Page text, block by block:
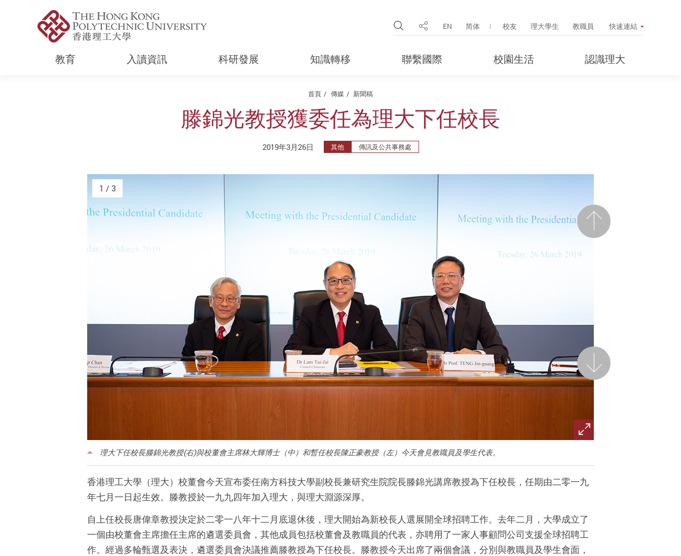
Open Site Search Popup
分享 EN 简体 校友 理大學生 教職員 快速連結
教育 入讀資訊 科研發展 知識轉移 聯繫國際 校園生活 認識理大
首頁 傳媒 新聞稿
滕錦光教授獲委任為理大下任校長
2019年3月26日 其他 傳訊及公共事務處
前一頁
理大下任校長滕錦光教授(右)與校董會主席林大輝博士（中）和暫任校長陳正豪教授（左）今天會見教職員及學生代表。
後一頁
1 / 3
香港理工大學（理大）校董會今天宣布委任南方科技大學副校長兼研究生院院長滕錦光講席教授為下任校長，任期由二零一九
年七月一日起生效。滕教授於一九九四年加入理大，與理大淵源深厚。
自上任校長唐偉章教授決定於二零一八年十二月底退休後，理大開始為新校長人選展開全球招聘工作。去年二月，大學成立了
一個由校董會主席擔任主席的遴選委員會，其他成員包括校董會及教職員的代表，亦聘用了一家人事顧問公司支援全球招聘工
作。經過多輪甄選及表決，遴選委員會決議推薦滕教授為下任校長。滕教授今天出席了兩個會議，分別與教職員及學生會面，